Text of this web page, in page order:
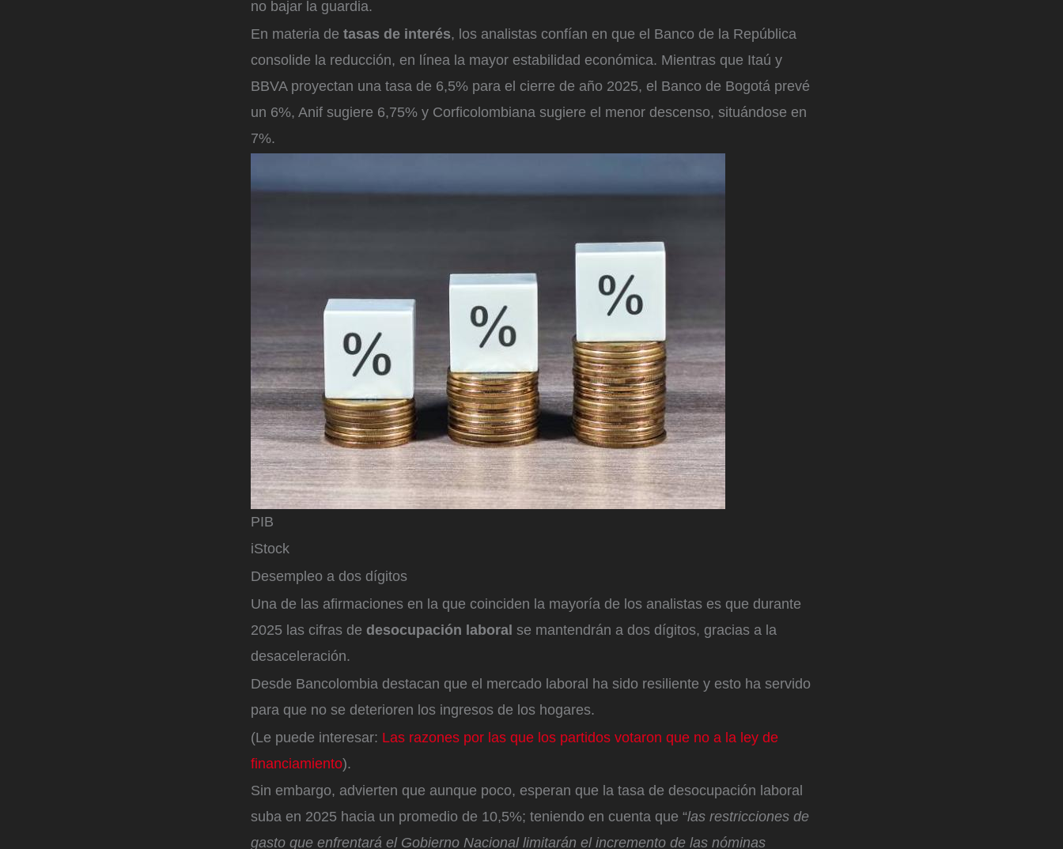
no bajar la guardia.
En materia de tasas de interés, los analistas confían en que el Banco de la República
consolide la reducción, en línea la mayor estabilidad económica. Mientras que Itaú y
BBVA proyectan una tasa de 6,5% para el cierre de año 2025, el Banco de Bogotá prevé
un 6%, Anif sugiere 6,75% y Corficolombiana sugiere el menor descenso, situándose en
7%.
PIB
iStock
Desempleo a dos dígitos
Una de las afirmaciones en la que coinciden la mayoría de los analistas es que durante
2025 las cifras de desocupación laboral se mantendrán a dos dígitos, gracias a la
desaceleración.
Desde Bancolombia destacan que el mercado laboral ha sido resiliente y esto ha servido
para que no se deterioren los ingresos de los hogares.
(Le puede interesar: Las razones por las que los partidos votaron que no a la ley de
financiamiento).
Sin embargo, advierten que aunque poco, esperan que la tasa de desocupación laboral
suba en 2025 hacia un promedio de 10,5%; teniendo en cuenta que “las restricciones de
gasto que enfrentará el Gobierno Nacional limitarán el incremento de las nóminas